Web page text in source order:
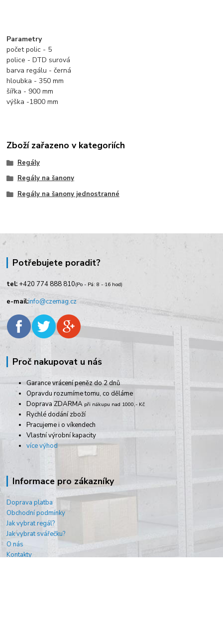
Parametry
počet polic - 5
police - DTD surová
barva regálu - černá
hloubka - 350 mm
šířka - 900 mm
výška -1800 mm
Zboží zařazeno v kategoriích
Regály
Regály na šanony
Regály na šanony jednostranné
Potřebujete poradit?
tel: +420 774 888 810(Po - Pá: 8 - 16 hod)
e-mail:info@czemag.cz
Proč nakupovat u nás
Garance vrácení peněz do 2 dnů
Opravdu rozumíme tomu, co děláme
Doprava ZDARMA při nákupu nad 1000,- Kč
Rychlé dodání zboží
Pracujeme i o víkendech
Vlastní výrobní kapacity
více výhod
Informace pro zákazníky
Doprava platba
Obchodní podmínky
Jak vybrat regál?
Jak vybrat svářečku?
O nás
Kontakty